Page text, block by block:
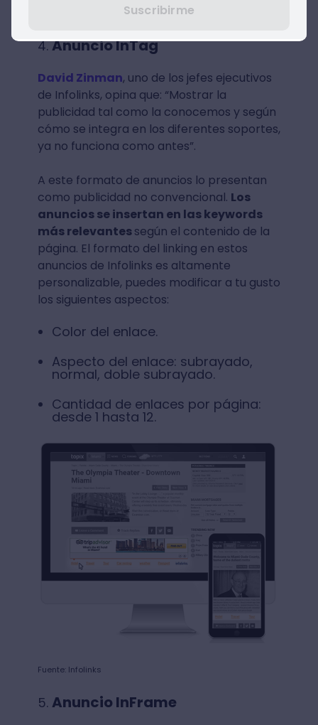
Anuncio InTag
David Zinman, uno de los jefes ejecutivos
de Infolinks, opina que: “Mostrar la
publicidad tal como la conocemos y según
cómo se integra en los diferentes soportes,
ya no funciona como antes”.
A este formato de anuncios lo presentan
como publicidad no convencional. Los
anuncios se insertan en las keywords
más relevantessegún el contenido de la
página. El formato del linking en estos
anuncios de Infolinks es altamente
personalizable, puedes modificar a tu gusto
los siguientes aspectos:
Color del enlace.
Aspecto del enlace: subrayado,
normal, doble subrayado.
Cantidad de enlaces por página:
desde 1 hasta 12.
Fuente: Infolinks
Anuncio InFrame
Suscribirme